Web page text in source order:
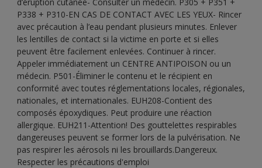
P338 + P310-EN CAS DE CONTACT AVEC LES YEUX- Rincer
avec précaution à l’eau pendant plusieurs minutes. Enlever
les lentilles de contact si la victime en porte et si elles
peuvent être facilement enlevées. Continuer à rincer.
Appeler immédiatement un CENTRE ANTIPOISON ou un
médecin. P501-Éliminer le contenu et le récipient en
conformité avec toutes réglementations locales, régionales,
nationales, et internationales. EUH208-Contient des
composés époxydiques. Peut produire une réaction
allergique. EUH211-Attention! Des gouttelettes respirables
dangereuses peuvent se former lors de la pulvérisation. Ne
pas respirer les aérosols ni les brouillards.Dangereux.
Respecter les précautions d'emploi